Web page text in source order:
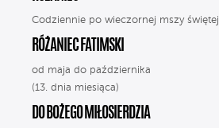
Codziennie po wieczornej mszy świętej
RÓŻANIEC FATIMSKI
od maja do października
(13. dnia miesiąca)
DO BOŻEGO MIŁOSIERDZIA